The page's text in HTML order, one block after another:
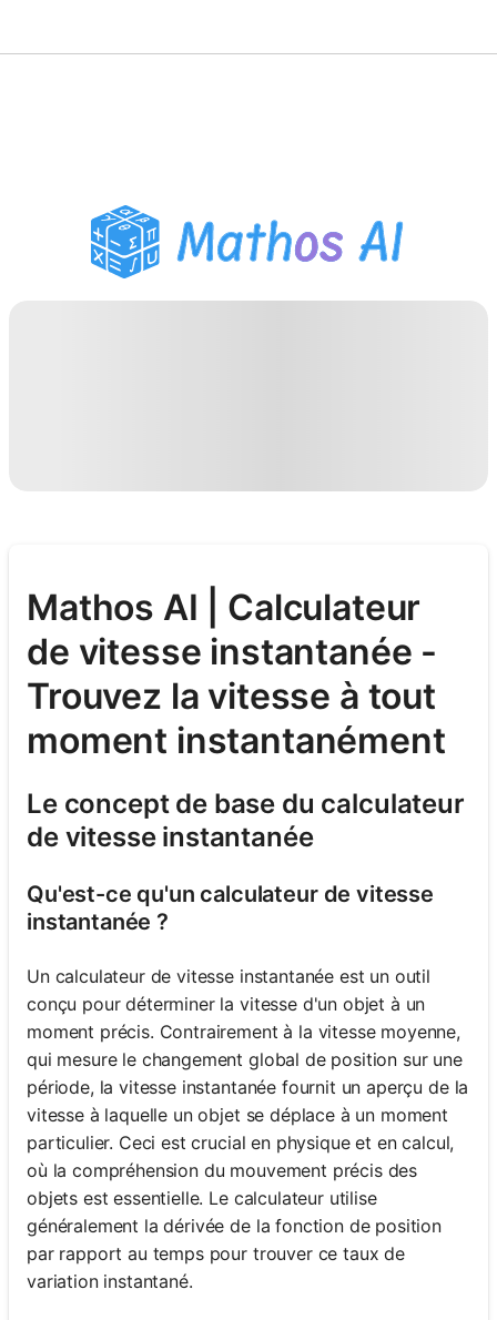
Assistant Devoirs PDF
Outils d'étude
Mathos AI | Calculateur
de vitesse instantanée -
Trouvez la vitesse à tout
moment instantanément
Le concept de base du calculateur
de vitesse instantanée
Qu'est-ce qu'un calculateur de vitesse
instantanée ?
Un calculateur de vitesse instantanée est un outil
conçu pour déterminer la vitesse d'un objet à un
moment précis. Contrairement à la vitesse moyenne,
qui mesure le changement global de position sur une
période, la vitesse instantanée fournit un aperçu de la
vitesse à laquelle un objet se déplace à un moment
particulier. Ceci est crucial en physique et en calcul,
où la compréhension du mouvement précis des
objets est essentielle. Le calculateur utilise
généralement la dérivée de la fonction de position
par rapport au temps pour trouver ce taux de
variation instantané.